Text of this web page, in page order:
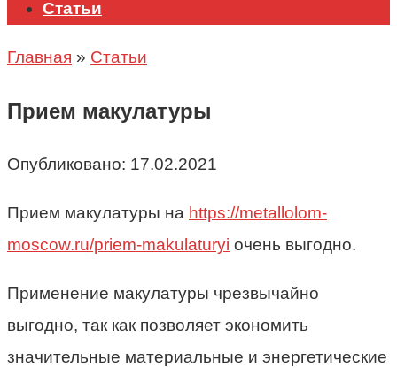
Статьи
Главная » Статьи
Прием макулатуры
Опубликовано: 17.02.2021
Прием макулатуры на https://metallolom-
moscow.ru/priem-makulaturyi очень выгодно.
Применение макулатуры чрезвычайно
выгодно, так как позволяет экономить
значительные материальные и энергетические